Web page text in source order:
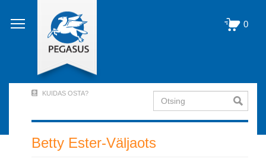
edasi
põhisisu
0
Account
Menu
KUIDAS OSTA? Otsing
Betty Ester-Väljaots